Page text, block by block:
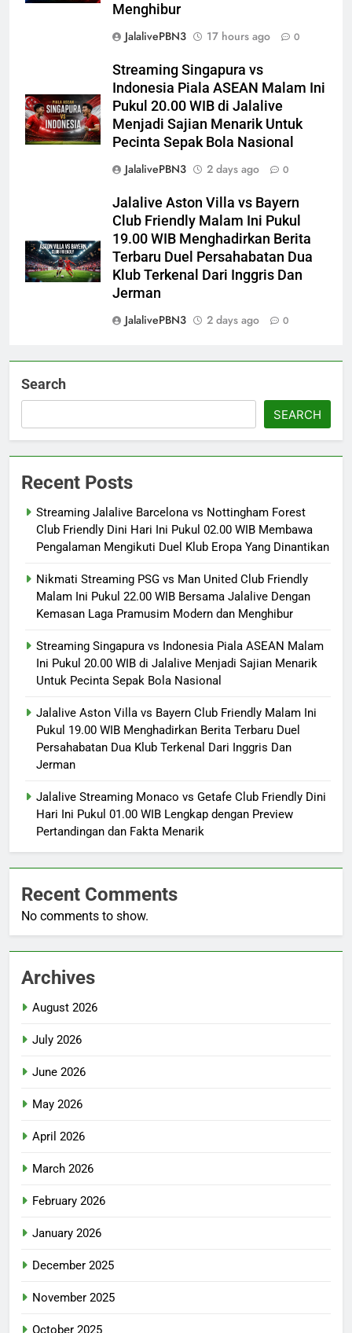
Menghibur
JalalivePBN3
17 hours ago 0
Streaming Singapura vs
Indonesia Piala ASEAN Malam Ini
Pukul 20.00 WIB di Jalalive
Menjadi Sajian Menarik Untuk
Pecinta Sepak Bola Nasional
JalalivePBN3
2 days ago 0
Jalalive Aston Villa vs Bayern
Club Friendly Malam Ini Pukul
19.00 WIB Menghadirkan Berita
Terbaru Duel Persahabatan Dua
Klub Terkenal Dari Inggris Dan
Jerman
JalalivePBN3
2 days ago 0
Search
SEARCH
Recent Posts
Streaming Jalalive Barcelona vs Nottingham Forest
Club Friendly Dini Hari Ini Pukul 02.00 WIB Membawa
Pengalaman Mengikuti Duel Klub Eropa Yang Dinantikan
Nikmati Streaming PSG vs Man United Club Friendly
Malam Ini Pukul 22.00 WIB Bersama Jalalive Dengan
Kemasan Laga Pramusim Modern dan Menghibur
Streaming Singapura vs Indonesia Piala ASEAN Malam
Ini Pukul 20.00 WIB di Jalalive Menjadi Sajian Menarik
Untuk Pecinta Sepak Bola Nasional
Jalalive Aston Villa vs Bayern Club Friendly Malam Ini
Pukul 19.00 WIB Menghadirkan Berita Terbaru Duel
Persahabatan Dua Klub Terkenal Dari Inggris Dan
Jerman
Jalalive Streaming Monaco vs Getafe Club Friendly Dini
Hari Ini Pukul 01.00 WIB Lengkap dengan Preview
Pertandingan dan Fakta Menarik
Recent Comments
No comments to show.
Archives
August 2026
July 2026
June 2026
May 2026
April 2026
March 2026
February 2026
January 2026
December 2025
November 2025
October 2025